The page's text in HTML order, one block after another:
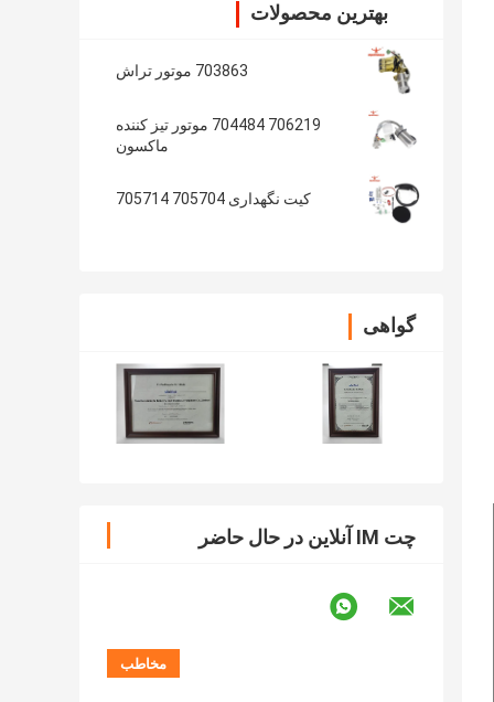
بهترین محصولات
703863 موتور تراش
706219 704484 موتور تیز کننده
ماکسون
کیت نگهداری 705704 705714
گواهی
چت IM آنلاین در حال حاضر